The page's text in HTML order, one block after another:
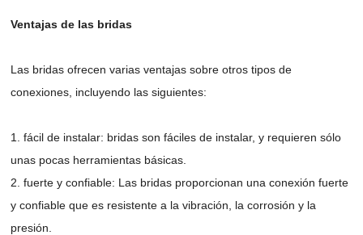
Ventajas de las bridas
Las bridas ofrecen varias ventajas sobre otros tipos de
conexiones, incluyendo las siguientes:
1. fácil de instalar: bridas son fáciles de instalar, y requieren sólo
unas pocas herramientas básicas.
2. fuerte y confiable: Las bridas proporcionan una conexión fuerte
y confiable que es resistente a la vibración, la corrosión y la
presión.